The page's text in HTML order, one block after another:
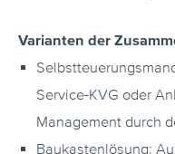
Varianten der
Service-KVG oder
Management durch
Baukastenlösung: